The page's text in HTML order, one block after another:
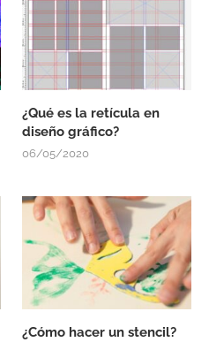
¿Qué es la retícula en
diseño gráfico?
06/05/2020
¿Cómo hacer un stencil?